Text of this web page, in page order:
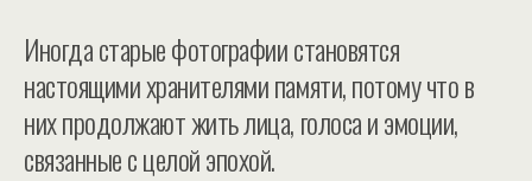
Иногда старые фотографии становятся
настоящими хранителями памяти, потому что в
них продолжают жить лица, голоса и эмоции,
связанные с целой эпохой.